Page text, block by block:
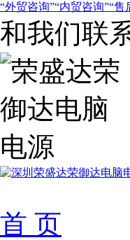
外贸咨询 内贸咨询 售
和我们联
首 页